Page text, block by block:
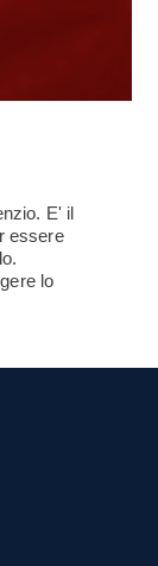
E' il
essere
lo